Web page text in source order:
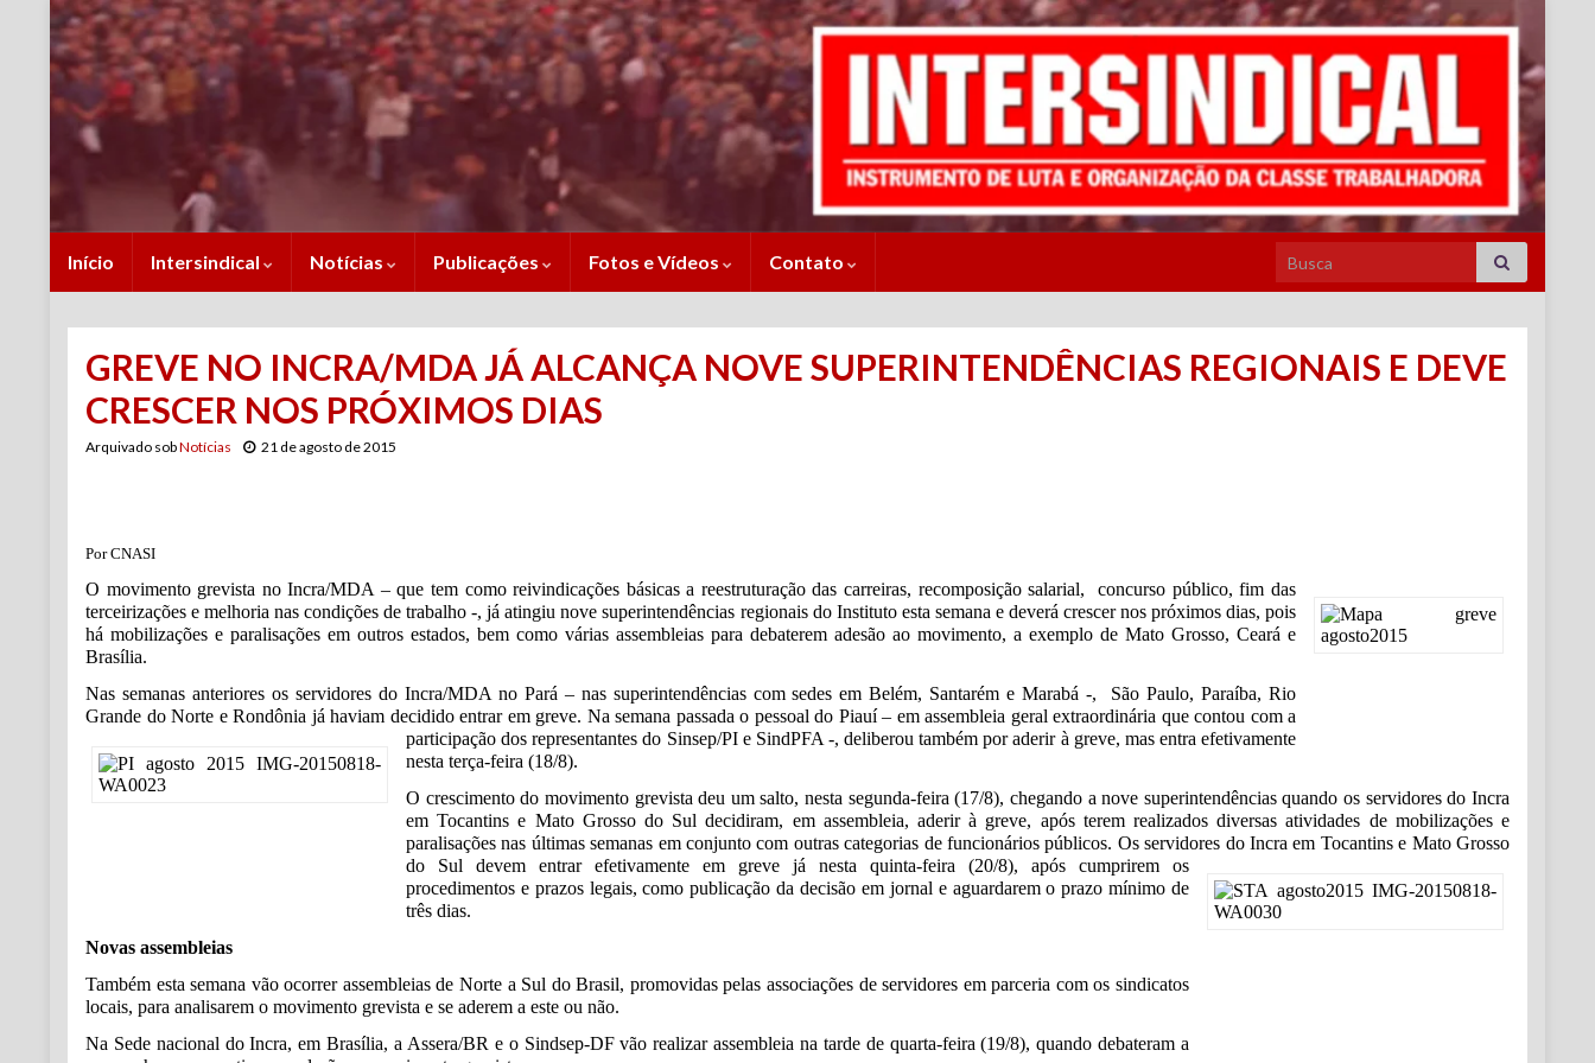
Início Intersindical Notícias Publicações Fotos e Vídeos Contato Search for:
GREVE NO INCRA/MDA JÁ ALCANÇA NOVE SUPERINTENDÊNCIAS REGIONAIS E DEVE
CRESCER NOS PRÓXIMOS DIAS
Arquivado sobNotícias 21 de agosto de 2015
Por CNASI
O movimento grevista no Incra/MDA – que tem como reivindicações básicas a reestruturação das carreiras, recomposição salarial,concurso público, fim das
terceirizações e melhoria nas condições de trabalho -, já atingiu nove superintendências regionais do Instituto esta semana e deverá crescer nos próximos dias, pois
há mobilizações e paralisações em outros estados, bem como várias assembleias para debaterem adesão ao movimento, a exemplo de Mato Grosso, Ceará e
Brasília.
Nas semanas anteriores os servidores do Incra/MDA no Pará – nas superintendências com sedes emBelém, Santarém e Marabá -, São Paulo, Paraíba, Rio
Grande do Norte e Rondônia já haviam decidido entrar em greve. Na semana passada o pessoal do Piauí – em assembleia geral extraordinária que contou com a
participação dos representantes do Sinsep/PI e SindPFA -, deliberou também por aderir à greve, mas entra efetivamente
nesta terça-feira (18/8).
O crescimento do movimento grevista deu um salto, nesta segunda-feira (17/8), chegando a nove superintendências quando os servidores do Incra
em Tocantins e Mato Grosso do Sul decidiram, em assembleia, aderir à greve, após terem realizados diversas atividades de mobilizações e
paralisações nas últimas semanas em conjunto com outras categorias de funcionários públicos. Os servidores do Incra em Tocantins e Mato Grosso
do Sul devem entrar efetivamente em greve já nesta quinta-feira (20/8), após cumprirem os
procedimentos e prazos legais, como publicação da decisão em jornal e aguardarem o prazo mínimo de
três dias.
Novas assembleias
Também esta semana vão ocorrer assembleias de Norte a Sul do Brasil, promovidas pelas associações de servidores em parceria com os sindicatos
locais, para analisarem o movimento grevista e se aderem a este ou não.
Na Sede nacional do Incra, em Brasília, a Assera/BR e o Sindsep-DF vão realizar assembleia na tarde de quarta-feira (19/8), quando debateram a